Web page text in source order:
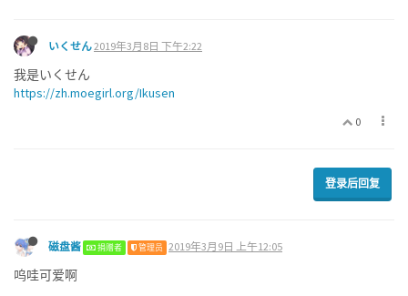
いくせん2019年3月8日 下午2:22
我是いくせん
https://zh.moegirl.org/Ikusen
0
登录后回复
磁盘酱 捐赠者 管理员 2019年3月9日 上午12:05
呜哇可爱啊